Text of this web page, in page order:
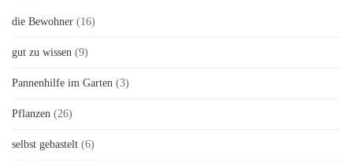
die Bewohner (16)
gut zu wissen (9)
Pannenhilfe im Garten (3)
Pflanzen (26)
selbst gebastelt (6)